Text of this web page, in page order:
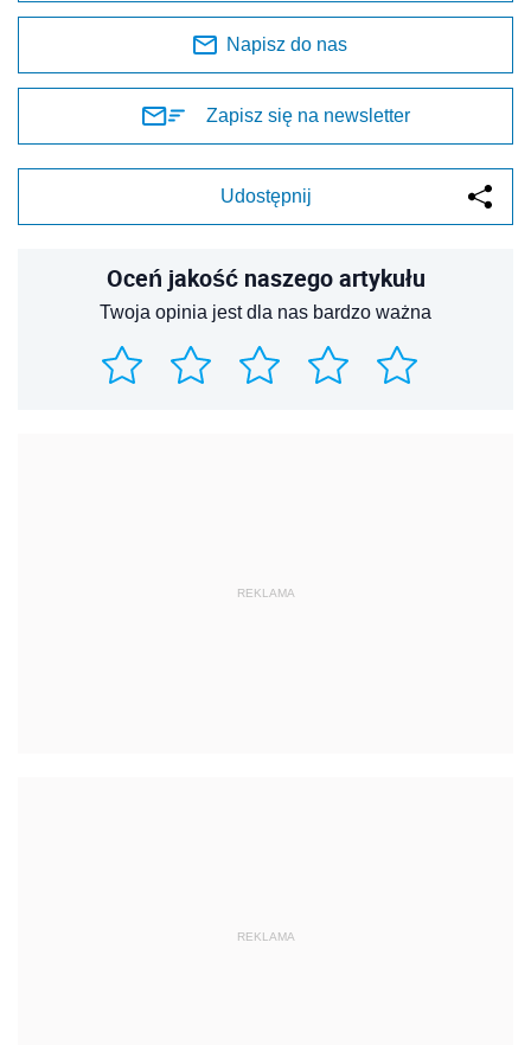
Napisz do nas
Zapisz się na newsletter
Udostępnij
Oceń jakość naszego artykułu
Twoja opinia jest dla nas bardzo ważna
REKLAMA
REKLAMA